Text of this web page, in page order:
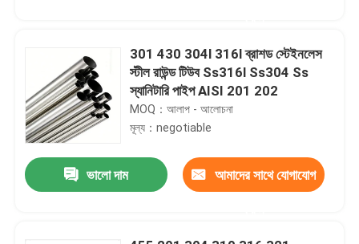
301 430 304l 316l ব্রাশড স্টেইনলেস
স্টীল রাউন্ড টিউব Ss316l Ss304 Ss
স্যানিটারি পাইপ AISI 201 202
MOQ：আলাপ - আলোচনা
মূল্য：negotiable
ভালো দাম আমাদের সাথে যোগাযোগ